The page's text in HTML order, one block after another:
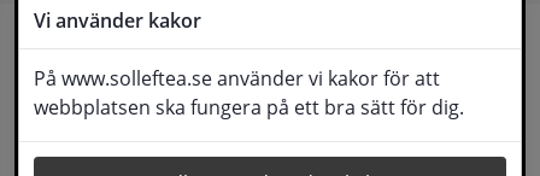
Vi använder kakor
På www.solleftea.se använder vi kakor för att
webbplatsen ska fungera på ett bra sätt för dig.
Ställa en fråga
Om din fråga är omfattande kan det bli aktuellt